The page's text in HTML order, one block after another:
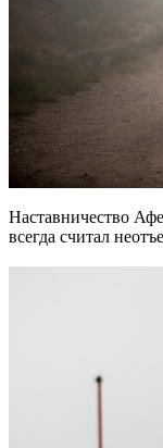
Наставничество
всегда считал